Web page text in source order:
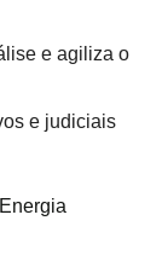
e agiliza o
e judiciais